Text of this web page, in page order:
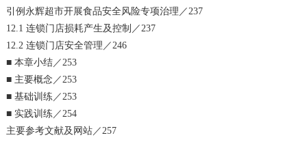
引例永辉超市开展食品安全风险专项治理／237
12.1 连锁门店损耗产生及控制／237
12.2 连锁门店安全管理／246
■ 本章小结／253
■ 主要概念／253
■ 基础训练／253
■ 实践训练／254
主要参考文献及网站／257